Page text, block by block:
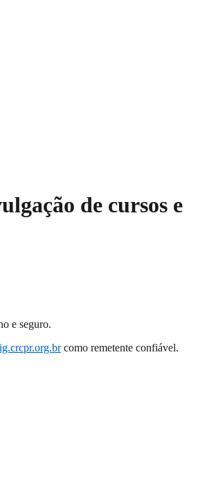
de cursos e
e seguro.
como remetente confiável.